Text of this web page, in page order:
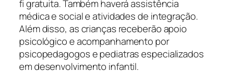
fi gratuita. Também haverá assistência
médica e social e atividades de integração.
Além disso, as crianças receberão apoio
psicológico e acompanhamento por
psicopedagogos e pediatras especializados
em desenvolvimento infantil.